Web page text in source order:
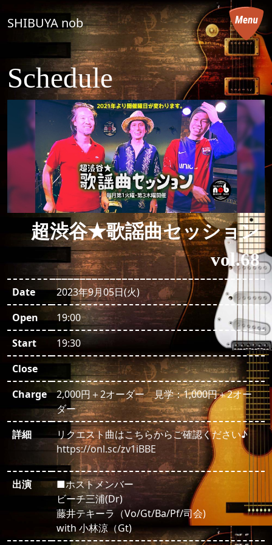
コンテンツへスキップ
メインナビゲーション
SHIBUYA nob
Schedule
超渋谷★歌謡曲セッション
vol.68
Date
2023年9月05日(火)
Open
19:00
Start
19:30
Close
Charge
2,000円＋2オーダー 見学：1,000円＋2オー
ダー
詳細
リクエスト曲はこちらからご確認ください♪
https://onl.sc/zv1iBBE
出演
■ホストメンバー
ビーチ三浦(Dr)
藤井テキーラ（Vo/Gt/Ba/Pf/司会)
with 小林涼（Gt)